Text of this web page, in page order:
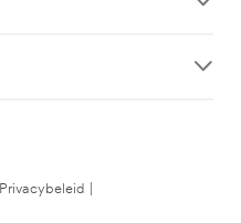
Privacybeleid